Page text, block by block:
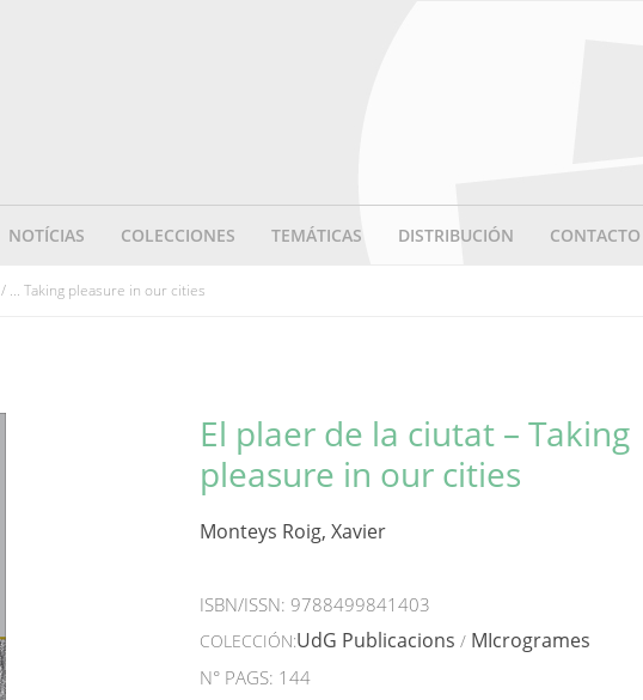
NOTÍCIAS COLECCIONES TEMÁTICAS DISTRIBUCIÓN CONTACTO
/ ... Taking pleasure in our cities
El plaer de la ciutat – Taking
pleasure in our cities
Monteys Roig, Xavier
ISBN/ISSN: 9788499841403
COLECCIÓN:UdG Publicacions / MIcrogrames
N° PAGS: 144